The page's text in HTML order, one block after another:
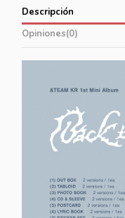
Descripción
Opiniones(0)